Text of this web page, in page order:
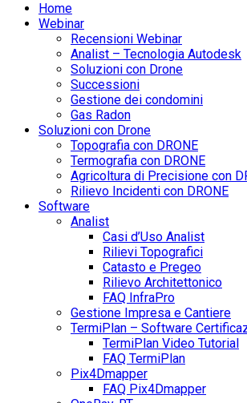
Home
Webinar
Recensioni Webinar
Analist – Tecnologia Autodesk
Soluzioni con Drone
Successioni
Gestione dei condomini
Gas Radon
Soluzioni con Drone
Topografia con DRONE
Termografia con DRONE
Agricoltura di Precisione con
Rilievo Incidenti con DRONE
Software
Analist
Casi d’Uso Analist
Rilievi Topografici
Catasto e Pregeo
Rilievo Architettonico
FAQ InfraPro
Gestione Impresa e Cantiere
TermiPlan – Software
TermiPlan Video Tutorial
FAQ TermiPlan
Pix4Dmapper
FAQ Pix4Dmapper